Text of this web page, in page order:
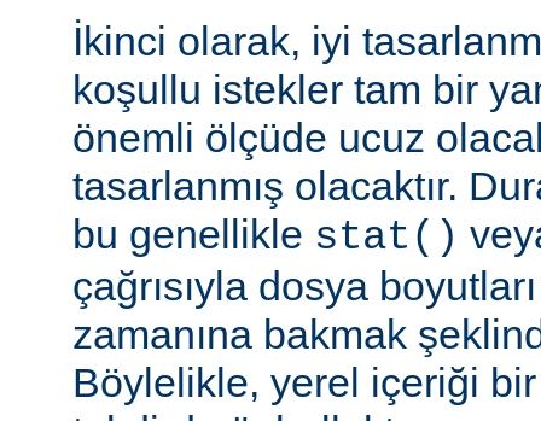
İkinci olarak, iyi
koşullu istekler tam bir
önemli ölçüde ucuz
tasarlanmış olacaktır.
bu genellikle stat()
çağrısıyla dosya
zamanına bakmak
Böylelikle, yerel içeriği bir